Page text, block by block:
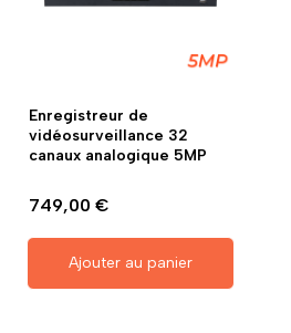
Enregistreur de
vidéosurveillance 32
canaux analogique 5MP
749,00 €
Ajouter au panier